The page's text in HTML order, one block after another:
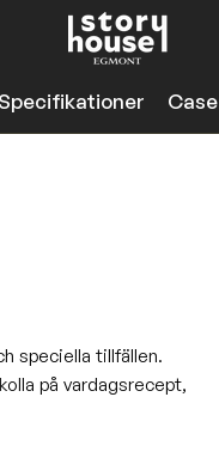
Specifikationer Case
speciella tillfällen.
på vardagsrecept,